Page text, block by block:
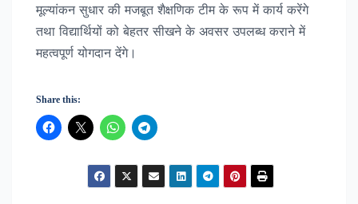
मूल्यांकन सुधार की मजबूत शैक्षणिक टीम के रूप में कार्य करेंगे
तथा विद्यार्थियों को बेहतर सीखने के अवसर उपलब्ध कराने में
महत्वपूर्ण योगदान देंगे।
Share this: